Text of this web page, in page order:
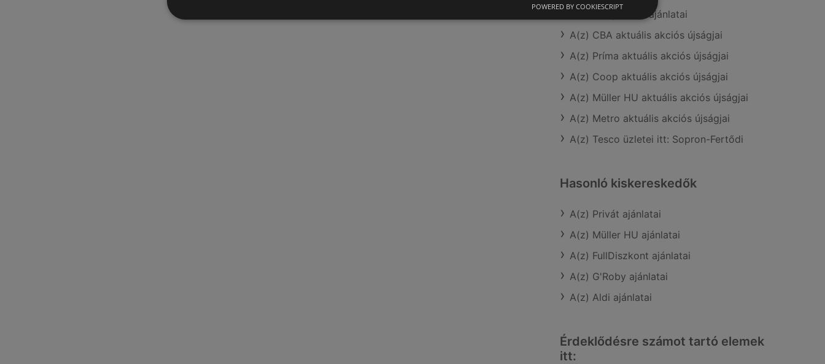
A(z) Coop Tisza ajánlatai
A(z) CBA aktuális akciós újságjai
A(z) Príma aktuális akciós újságjai
A(z) Coop aktuális akciós újságjai
A(z) Müller HU aktuális akciós újságjai
A(z) Metro aktuális akciós újságjai
A(z) Tesco üzletei itt: Sopron-Fertődi
Hasonló kiskereskedők
A(z) Privát ajánlatai
A(z) Müller HU ajánlatai
A(z) FullDiszkont ajánlatai
A(z) G'Roby ajánlatai
A(z) Aldi ajánlatai
Érdeklődésre számot tartó elemek
itt:
POWERED BY COOKIESCRIPT